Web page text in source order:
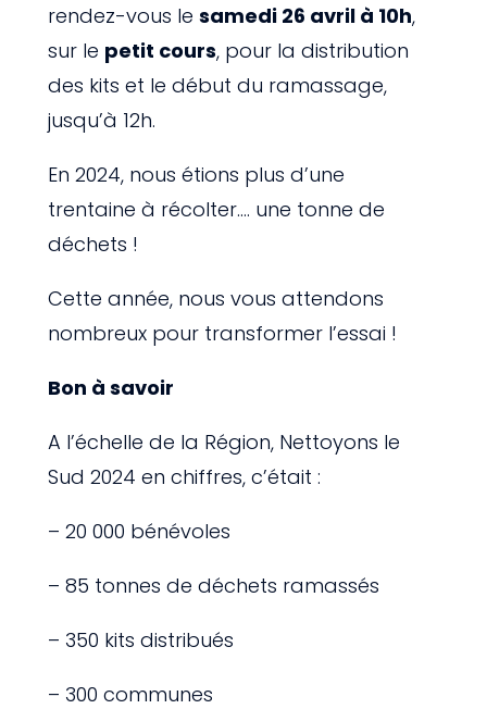
rendez-vous le samedi 26 avril à 10h,
sur le petit cours, pour la distribution
des kits et le début du ramassage,
jusqu’à 12h.
En 2024, nous étions plus d’une
trentaine à récolter…. une tonne de
déchets !
Cette année, nous vous attendons
nombreux pour transformer l’essai !
Bon à savoir
A l’échelle de la Région, Nettoyons le
Sud 2024 en chiffres, c’était :
– 20 000 bénévoles
– 85 tonnes de déchets ramassés
– 350 kits distribués
– 300 communes